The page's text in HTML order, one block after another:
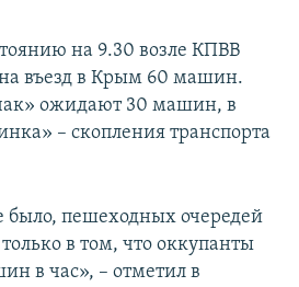
КРЫМА
на 9.30 возле КПВВ
въезд в Крым 60 машин.
ожидают 30 машин, в
– скопления транспорта
было, пешеходных очередей
в том, что оккупанты
в час», – отметил в